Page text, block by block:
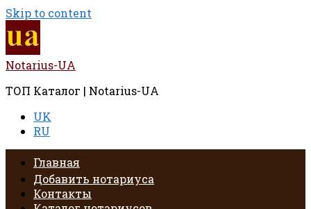
Skip to content
Notarius-UA
ТОП Каталог | Notarius-UA
UK
RU
Главная
Добавить нотариуса
Контакты